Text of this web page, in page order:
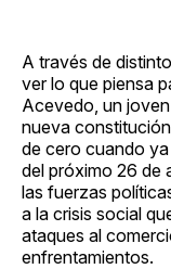
A través de
ver lo que piensa
Acevedo, un
nueva
de cero cuando
del próximo 26 de
las fuerzas
a la crisis social
ataques al
enfrentamientos.